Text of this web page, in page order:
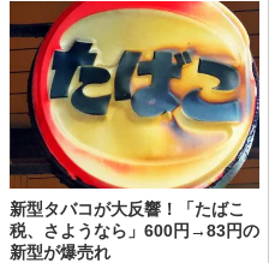
新型タバコが大反響！「たばこ
税、さようなら」600円→83円の
新型が爆売れ